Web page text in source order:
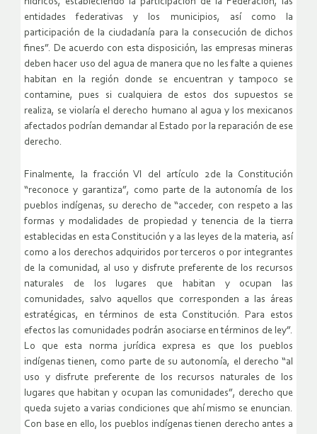
entidades federativas y los municipios, así como la
participación de la ciudadanía para la consecución de dichos
fines”. De acuerdo con esta disposición, las empresas mineras
deben hacer uso del agua de manera que no les falte a quienes
habitan en la región donde se encuentran y tampoco se
contamine, pues si cualquiera de estos dos supuestos se
realiza, se violaría el derecho humano al agua y los mexicanos
afectados podrían demandar al Estado por la reparación de ese
derecho.
Finalmente, la fracción VI del artículo 2de la Constitución
“reconoce y garantiza”, como parte de la autonomía de los
pueblos indígenas, su derecho de “acceder, con respeto a las
formas y modalidades de propiedad y tenencia de la tierra
establecidas en esta Constitución y a las leyes de la materia, así
como a los derechos adquiridos por terceros o por integrantes
de la comunidad, al uso y disfrute preferente de los recursos
naturales de los lugares que habitan y ocupan las
comunidades, salvo aquellos que corresponden a las áreas
estratégicas, en términos de esta Constitución. Para estos
efectos las comunidades podrán asociarse en términos de ley”.
Lo que esta norma jurídica expresa es que los pueblos
indígenas tienen, como parte de su autonomía, el derecho “al
uso y disfrute preferente de los recursos naturales de los
lugares que habitan y ocupan las comunidades”, derecho que
queda sujeto a varias condiciones que ahí mismo se enuncian.
Con base en ello, los pueblos indígenas tienen derecho antes a